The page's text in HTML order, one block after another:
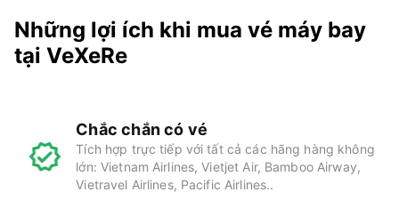
Những lợi ích khi mua vé máy bay
tại VeXeRe
Chắc chắn có vé
Tích hợp trực tiếp với tất cả các hãng hàng không
lớn: Vietnam Airlines, Vietjet Air, Bamboo Airway,
Vietravel Airlines, Pacific Airlines..